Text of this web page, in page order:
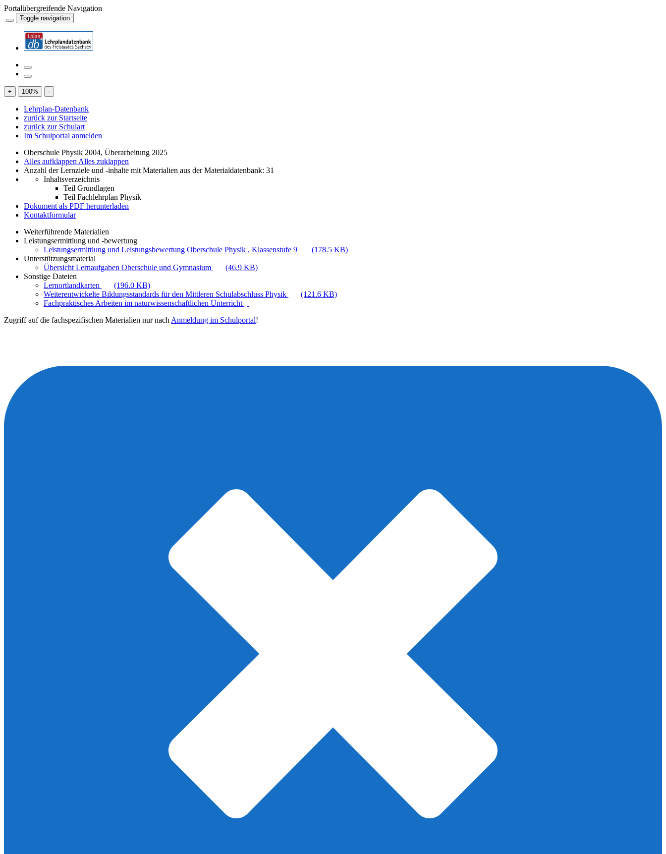
Portalübergreifende Navigation
Toggle navigation
+ 100% -
Lehrplan-Datenbank
zurück zur Startseite
zurück zur Schulart
Im Schulportal anmelden
Oberschule Physik 2004, Überarbeitung 2025
Alles aufklappen Alles zuklappen
Anzahl der Lernziele und -inhalte mit Materialien aus der Materialdatenbank: 31
Inhaltsverzeichnis
Teil Grundlagen
Teil Fachlehrplan Physik
Dokument als PDF herunterladen
Kontaktformular
Weiterführende Materialien
Leistungsermittlung und -bewertung
Leistungsermittlung und Leistungsbewertung Oberschule Physik , Klassenstufe 9
(178.5 KB)
Unterstützungsmaterial
Übersicht Lernaufgaben Oberschule und Gymnasium
(46.9 KB)
Sonstige Dateien
Lernortlandkarten
(196.0 KB)
Weiterentwickelte Bildungsstandards für den Mittleren Schulabschluss Physik
(121.6 KB)
Fachpraktisches Arbeiten im naturwissenschaftlichen Unterricht
Zugriff auf die fachspezifischen Materialien nur nach Anmeldung im Schulportal!